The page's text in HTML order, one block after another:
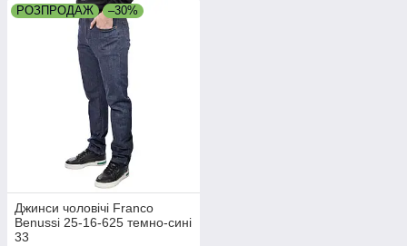
РОЗПРОДАЖ –30%
Джинси чоловічі Franco
Benussi 25-16-625 темно-сині
33